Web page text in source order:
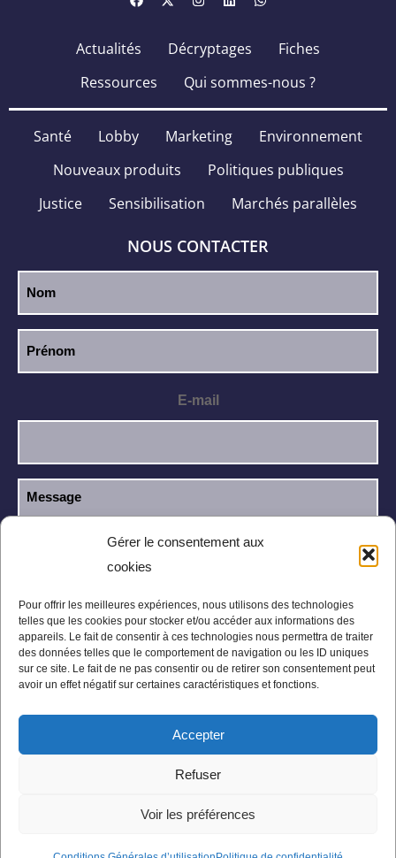
Gérer le consentement aux
cookies
Pour offrir les meilleures expériences, nous utilisons des technologies
telles que les cookies pour stocker et/ou accéder aux informations des
appareils. Le fait de consentir à ces technologies nous permettra de traiter
des données telles que le comportement de navigation ou les ID uniques
sur ce site. Le fait de ne pas consentir ou de retirer son consentement peut
avoir un effet négatif sur certaines caractéristiques et fonctions.
Accepter
Refuser
Voir les préférences
Actualités Décryptages
Fiches
Ressources
Qui sommes-nous ?
Santé Lobby Marketing
Environnement
Nouveaux produits
Politiques publiques
Justice
Sensibilisation Marchés parallèles
NOUS CONTACTER
E-mail
J’ai lu et j’accepte la
confidentialité.
Politique de confidentialité
Conditions Générales Plan du site